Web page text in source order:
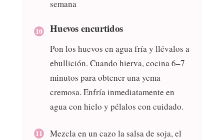
semana
Huevos encurtidos
Pon los huevos en agua fría y llévalos a
ebullición. Cuando hierva, cocina 6–7
minutos para obtener una yema
cremosa. Enfría inmediatamente en
agua con hielo y pélalos con cuidado.
Mezcla en un cazo la salsa de soja, el